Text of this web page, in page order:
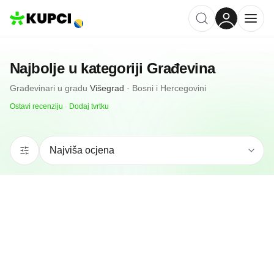
Najbolje u kategoriji Građevina
Građevinari u gradu Višegrad · Bosni i Hercegovini
Ostavi recenziju · Dodaj tvrtku